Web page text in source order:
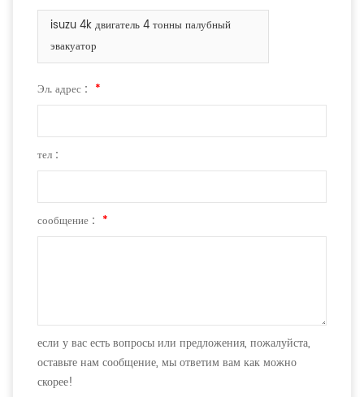
isuzu 4k двигатель 4 тонны палубный
эвакуатор
Эл. адрес : *
тел :
сообщение : *
если у вас есть вопросы или предложения, пожалуйста,
оставьте нам сообщение, мы ответим вам как можно
скорее!